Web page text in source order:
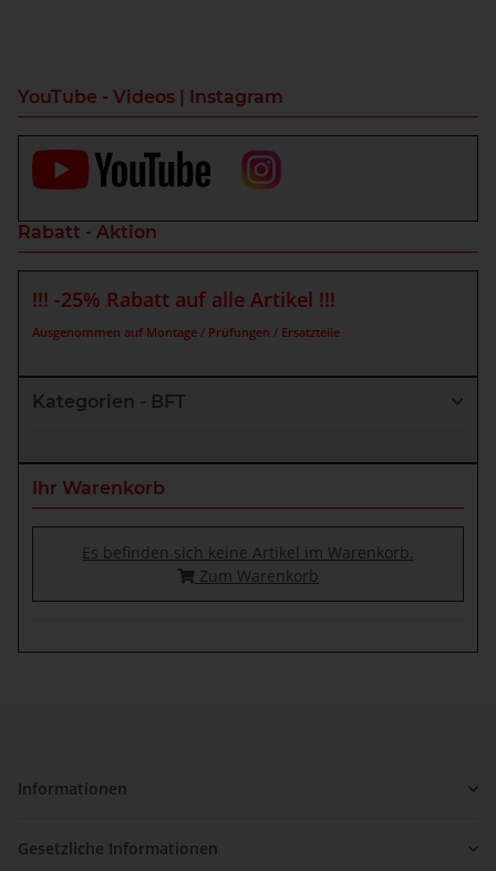
YouTube - Videos | Instagram
Rabatt - Aktion
!!! -25% Rabatt auf alle Artikel !!!
Ausgenommen auf Montage / Prüfungen / Ersatzteile
Kategorien - BFT
Ihr Warenkorb
Es befinden sich keine Artikel im Warenkorb.
Zum Warenkorb
Informationen
Gesetzliche Informationen